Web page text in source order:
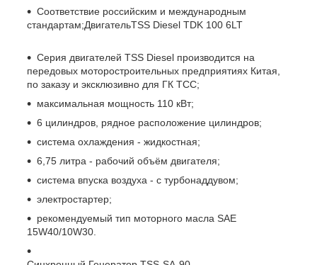
Соответствие российским и международным
стандартам;ДвигательTSS Diesel TDK 100 6LT
Серия двигателей TSS Diesel производится на
передовых моторостроительных предприятиях Китая,
по заказу и эксклюзивно для ГК ТСС;
максимальная мощность 110 кВт;
6 цилиндров, рядное расположение цилиндров;
система охлаждения - жидкостная;
6,75 литра - рабочий объём двигателя;
система впуска воздуха - с турбонаддувом;
электростартер;
рекомендуемый тип моторного масла SAE
15W40/10W30.